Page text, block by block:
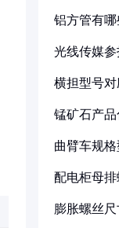
铝方管有
光线传媒
横担型号
锰矿石产
曲臂车规
配电柜母
膨胀螺丝